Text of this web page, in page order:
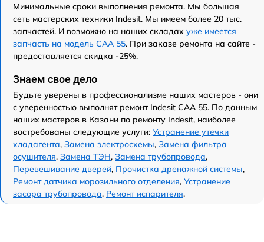
Минимальные сроки выполнения ремонта. Мы большая
сеть мастерских техники Indesit. Мы имеем более 20 тыс.
запчастей. И возможно на наших складах уже имеется
запчасть на модель CAA 55. При заказе ремонта на сайте -
предоставляется скидка -25%.
Знаем свое дело
Будьте уверены в профессионализме наших мастеров - они
с уверенностью выполнят ремонт Indesit CAA 55. По данным
наших мастеров в Казани по ремонту Indesit, наиболее
востребованы следующие услуги: Устранение утечки
хладагента, Замена электросхемы, Замена фильтра
осушителя, Замена ТЭН, Замена трубопровода,
Перевешивание дверей, Прочистка дренажной системы,
Ремонт датчика морозильного отделения, Устранение
засора трубопровода, Ремонт испарителя.